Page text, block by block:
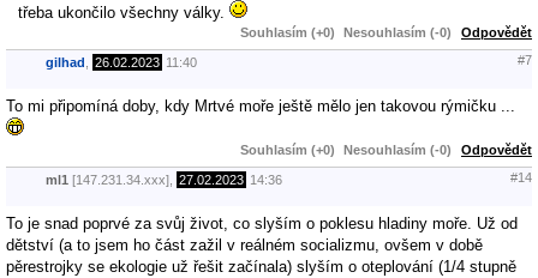
třeba ukončilo všechny války.
Souhlasím (+0) Nesouhlasím (-0) Odpovědět
gilhad 26.02.2023 11:40 #7
To mi připomíná doby, kdy Mrtvé moře ještě mělo jen takovou rýmičku ...
Souhlasím (+0) Nesouhlasím (-0) Odpovědět
ml1 [147.231.34.xxx], 27.02.2023 14:36 #14
To je snad poprvé za svůj život, co slyším o poklesu hladiny moře. Už od
dětství (a to jsem ho část zažil v reálném socializmu, ovšem v době
pěrestrojky se ekologie už řešit začínala) slyším o oteplování (1/4 stupně